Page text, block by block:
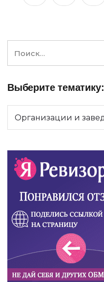
Выберите тематику: